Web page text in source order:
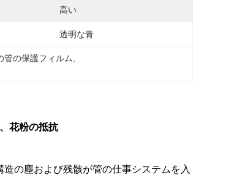
高い
透明な青
管の保護フィルム
花粉の抵抗
の塵および残骸が管の仕事システムを入